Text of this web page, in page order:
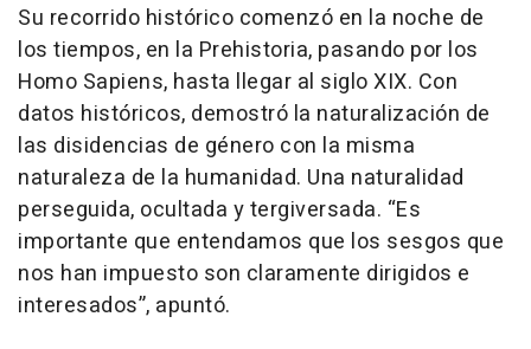
Su recorrido histórico comenzó en la noche de
los tiempos, en la Prehistoria, pasando por los
Homo Sapiens, hasta llegar al siglo XIX. Con
datos históricos, demostró la naturalización de
las disidencias de género con la misma
naturaleza de la humanidad. Una naturalidad
perseguida, ocultada y tergiversada. “Es
importante que entendamos que los sesgos que
nos han impuesto son claramente dirigidos e
interesados”, apuntó.